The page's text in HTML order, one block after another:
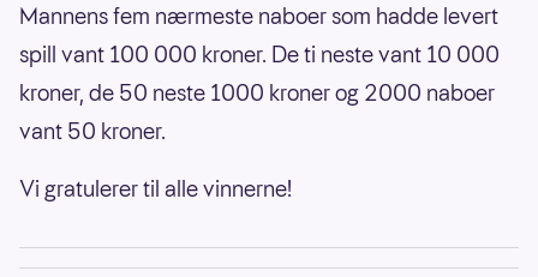
Mannens fem nærmeste naboer som hadde levert
spill vant 100 000 kroner. De ti neste vant 10 000
kroner, de 50 neste 1000 kroner og 2000 naboer
vant 50 kroner.
Vi gratulerer til alle vinnerne!